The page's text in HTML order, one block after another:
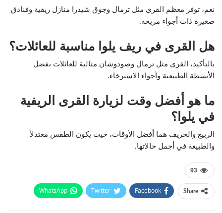
نعم، توفر معظم القرى مثل ترمال وجوق شيدرا منازل ريفية وفنادق
صغيرة ذات أجواء مريحة.
هل القرى في ريف يلوا مناسبة للعائلات؟
بالتأكيد، القرى مثل ترمال وصودوشان مثالية للعائلات بفضل
الأنشطة الطبيعية وأجواء الاسترخاء.
ما هو أفضل وقت لزيارة القرى الريفية
في يلوا؟
الربيع والخريف هما أفضل الأوقات، حيث يكون الطقس معتدلاً
والطبيعة في أجمل حالاتها.
93
Share
Facebook
Twitter
WhatsApp